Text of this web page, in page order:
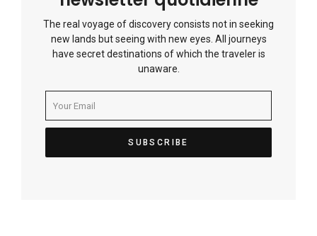
The real voyage of discovery consists not in seeking
new lands but seeing with new eyes. All journeys
have secret destinations of which the traveler is
unaware.